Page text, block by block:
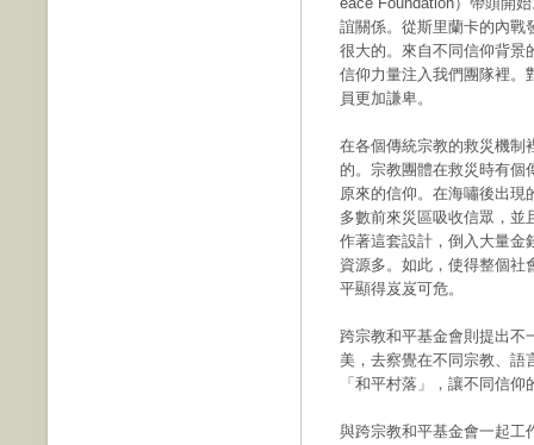
誼關係。從斯里蘭卡的內戰
很大的。來自不同信仰背景
信仰力量注入我們團隊裡。
員更加謙卑。
在各個傳統宗教的救災機制
的。宗教團體在救災時有個
原來的信仰。在海嘯後出現
多數前來災區吸收信眾，並
作著這套設計，倒入大量金
資源多。如此，使得整個社
平顯得岌岌可危。
跨宗教和平基金會則提出不
美，去察覺在不同宗教、語
「和平村落」，讓不同信
與跨宗教和平基金會一起工